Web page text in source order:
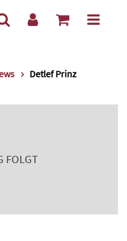
Detlef Prinz
FOLGT